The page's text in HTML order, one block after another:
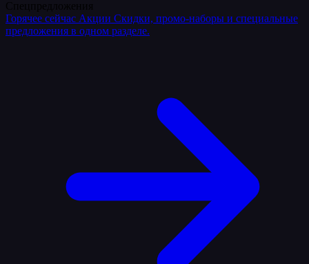
Горячее сейчас Акции Скидки, промо-наборы и специальные
предложения в одном разделе.